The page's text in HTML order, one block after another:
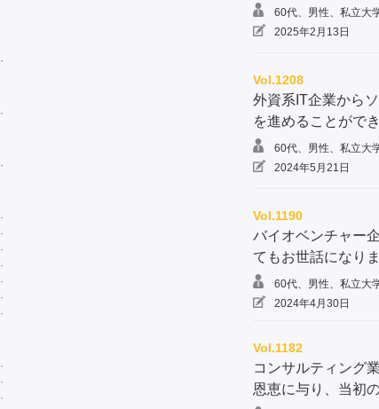
60代、男性、私立大
2025年2月13日
Vol.1208
外資系IT企業から
を進めることがで
60代、男性、私立大
2024年5月21日
Vol.1190
バイオベンチャー
てもお世話になりま
60代、男性、私立大
2024年4月30日
Vol.1182
コンサルティング
恩恵に与り、当初